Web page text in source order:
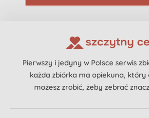
Pierwszy i jedyny w Polsce serwis
każda zbiórka ma opiekuna, który
możesz zrobić, żeby zebrać